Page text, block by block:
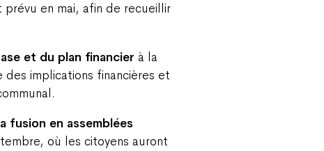
prévu en mai, afin de recueillir
et du plan financier à la
implications financières et
fusion en assemblées
où les citoyens auront